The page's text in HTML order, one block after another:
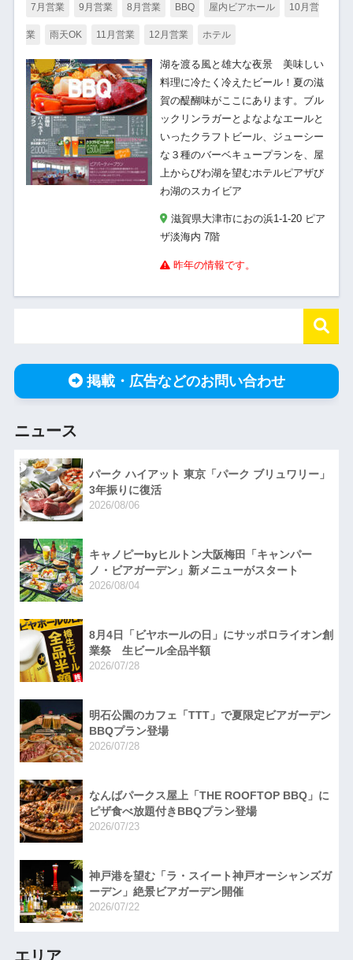
7月営業 9月営業 8月営業 BBQ 屋内ビアホール 10月営
業 雨天OK 11月営業 12月営業 ホテル
湖を渡る風と雄大な夜景 美味しい
料理に冷たく冷えたビール！夏の滋
賀の醍醐味がここにあります。ブル
ックリンラガーとよなよなエールと
いったクラフトビール、ジューシー
な３種のバーベキュープランを、屋
上からびわ湖を望むホテルピアザび
わ湖のスカイビア
滋賀県大津市におの浜1-1-20 ピア
ザ淡海内 7階
昨年の情報です。
掲載・広告などのお問い合わせ
ニュース
パーク ハイアット 東京「パーク ブリュワリー」
3年振りに復活
2026/08/06
キャノピーbyヒルトン大阪梅田「キャンパー
ノ・ビアガーデン」新メニューがスタート
2026/08/04
8月4日「ビヤホールの日」にサッポロライオン創
業祭 生ビール全品半額
2026/07/28
明石公園のカフェ「TTT」で夏限定ビアガーデン
BBQプラン登場
2026/07/28
なんばパークス屋上「THE ROOFTOP BBQ」に
ピザ食べ放題付きBBQプラン登場
2026/07/23
神戸港を望む「ラ・スイート神戸オーシャンズガ
ーデン」絶景ビアガーデン開催
2026/07/22
エリア